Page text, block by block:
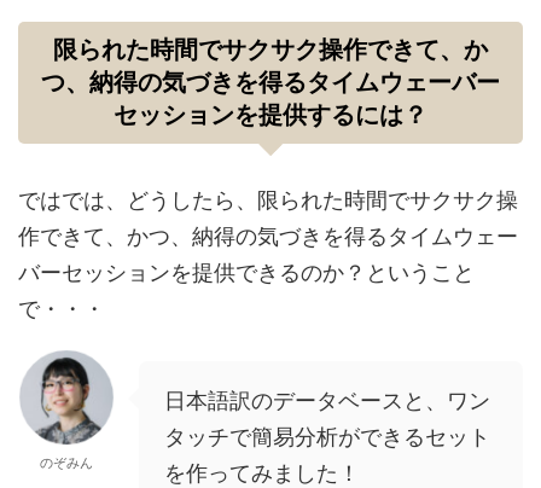
限られた時間でサクサク操作できて、か
つ、納得の気づきを得るタイムウェーバー
セッションを提供するには？
ではでは、どうしたら、限られた時間でサクサク操
作できて、かつ、納得の気づきを得るタイムウェー
バーセッションを提供できるのか？ということ
で・・・
のぞみん
日本語訳のデータベースと、ワン
タッチで簡易分析ができるセット
を作ってみました！